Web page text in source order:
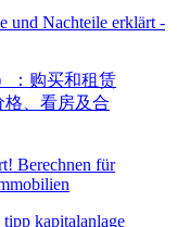
und Nachteile erklärt -
Berechnen für